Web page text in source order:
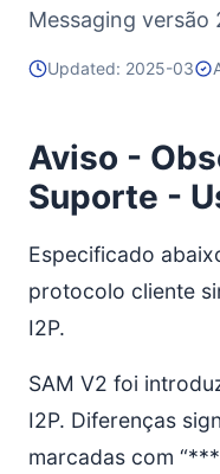
Messaging versão
Updated: 2025-03
Aviso -
Suporte -
Especificado
protocolo cliente
I2P.
SAM V2 foi
I2P. Diferenças
marcadas com